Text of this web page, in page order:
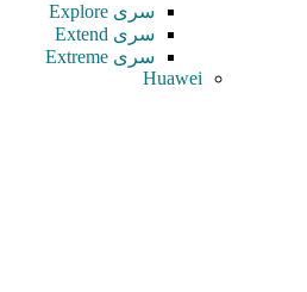
سری Explore
سری Extend
سری Extreme
Huawei